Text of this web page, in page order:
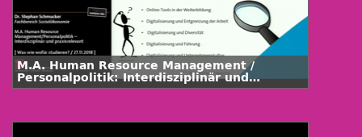
M.A. Human Resource Management /
Personalpolitik: Interdisziplinär und
praxisrelevant